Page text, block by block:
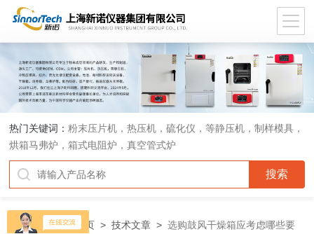
热门关键词：粉末压片机，热压机，硫化仪，等静压机，制样模具，
烘箱马弗炉，箱式电阻炉，真空管式炉
当前位置：首页 >技术文章 >选购鼓风干燥箱应考虑哪些要